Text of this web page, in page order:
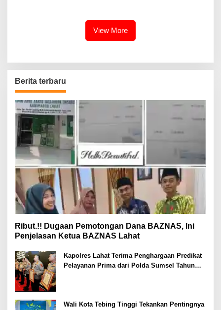
View More
Berita terbaru
Ribut.!! Dugaan Pemotongan Dana BAZNAS, Ini
Penjelasan Ketua BAZNAS Lahat
Kapolres Lahat Terima Penghargaan Predikat
Pelayanan Prima dari Polda Sumsel Tahun
Wali Kota Tebing Tinggi Tekankan Pentingnya